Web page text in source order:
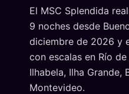
El MSC Splendida
9 noches desde
diciembre de 2026 y
con escalas en Río
Ilhabela, Ilha Grande,
Montevideo.